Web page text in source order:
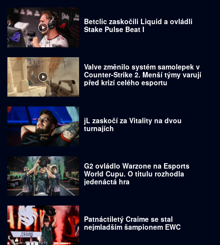
Betclic zaskočili Liquid a ovládli
Stake Pulse Beat I
Valve změnilo systém samolepek v
Counter-Strike 2. Menší týmy varují
před krizí celého esportu
jL zaskočí za Vitality na dvou
turnajích
G2 ovládlo Warzone na Esports
World Cupu. O titulu rozhodla
jedenáctá hra
Patnáctiletý Craime se stal
nejmladším šampionem EWC